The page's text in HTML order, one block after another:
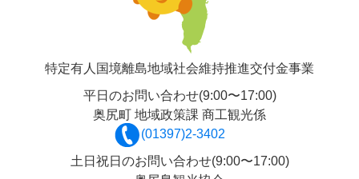
特定有人国境離島地域社会維持推進交付金事業
平日のお問い合わせ(9:00〜17:00)
奥尻町 地域政策課 商工観光係
(01397)2-3402
土日祝日のお問い合わせ(9:00〜17:00)